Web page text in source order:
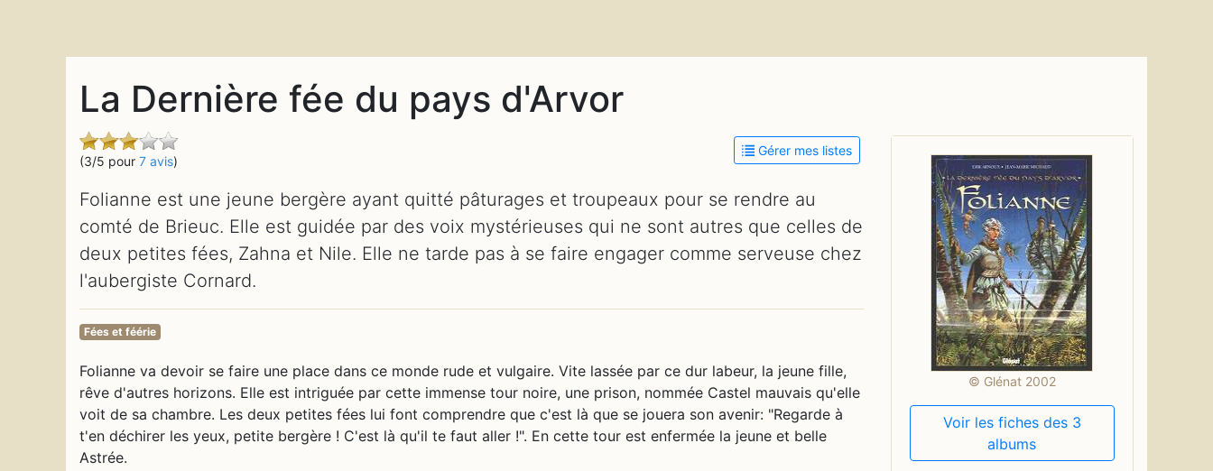
La Dernière fée du pays d'Arvor
(3/5 pour 7 avis)
Gérer mes listes
Folianne est une jeune bergère ayant quitté pâturages et troupeaux pour se rendre au
comté de Brieuc. Elle est guidée par des voix mystérieuses qui ne sont autres que celles de
deux petites fées, Zahna et Nile. Elle ne tarde pas à se faire engager comme serveuse chez
l'aubergiste Cornard.
Fées et féérie
Folianne va devoir se faire une place dans ce monde rude et vulgaire. Vite lassée par ce dur labeur, la jeune fille,
rêve d'autres horizons. Elle est intriguée par cette immense tour noire, une prison, nommée Castel mauvais qu'elle
voit de sa chambre. Les deux petites fées lui font comprendre que c'est là que se jouera son avenir: "Regarde à
t'en déchirer les yeux, petite bergère ! C'est là qu'il te faut aller !". En cette tour est enfermée la jeune et belle
Astrée.
© Glénat 2002
Voir les fiches des 3
albums